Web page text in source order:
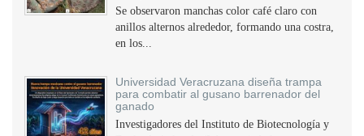
Se observaron manchas color café claro con
anillos alternos alrededor, formando una costra,
en los...
Universidad Veracruzana diseña trampa
para combatir al gusano barrenador del
ganado
Investigadores del Instituto de Biotecnología y